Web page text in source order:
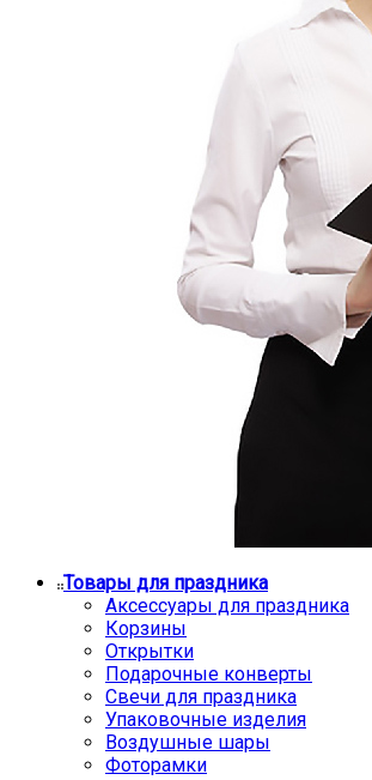
Товары для праздника
Аксессуары для праздника
Корзины
Открытки
Подарочные конверты
Свечи для праздника
Упаковочные изделия
Воздушные шары
Фоторамки